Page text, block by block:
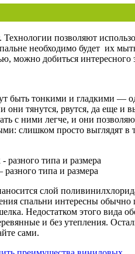
позволяют
необходимо будет их
можно добиться интересного
быть тонкими и гладкими
тянутся, рвутся, да еще
с ними легче, и они
слишком просто выглядят
типа и размера
слой
спальни интересны
Недостатком этого вида
и без утепления.
сами.